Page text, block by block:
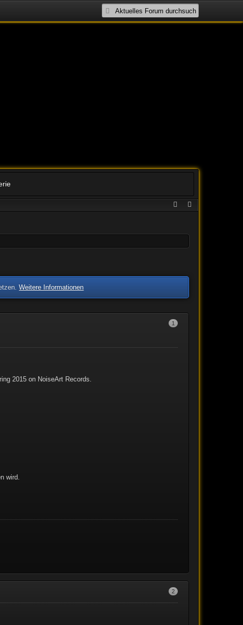
Weitere Informationen
1
2015 on NoiseArt Records.
wird.
2